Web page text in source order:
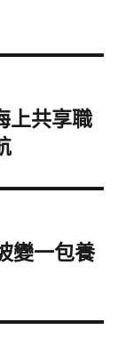
上共享職
變一包養